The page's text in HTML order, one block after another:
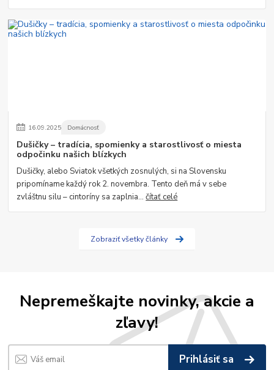
16.09.2025 Domácnosť
Dušičky – tradícia, spomienky a starostlivosť o miesta
odpočinku našich blízkych
Dušičky, alebo Sviatok všetkých zosnulých, si na Slovensku
pripomíname každý rok 2. novembra. Tento deň má v sebe
zvláštnu silu – cintoríny sa zaplnia...čítať celé
Zobraziť všetky články
Nepremeškajte novinky, akcie a
zľavy!
Prihlásiť sa